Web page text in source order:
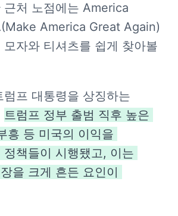
근처 노점에는 America
America Great Again)
모자와 티셔츠를 쉽게 찾아볼
럼프 대통령을 상징하는
트럼프 정부 출범 직후 높은
흥 등 미국의 이익을
정책들이 시행됐고, 이는
을 크게 흔든 요인이